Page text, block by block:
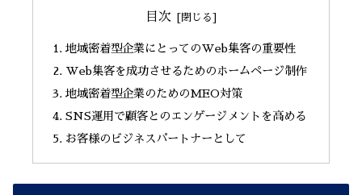
目次
地域密着型企業にとってのWeb集客の重要性
Web集客を成功させるためのホームページ制作
地域密着型企業のためのMEO対策
SNS運用で顧客とのエンゲージメントを高める
お客様のビジネスパートナーとして